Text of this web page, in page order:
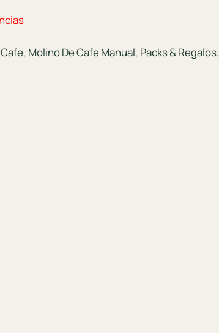
, Molino De Cafe Manual, Packs & Regalos,